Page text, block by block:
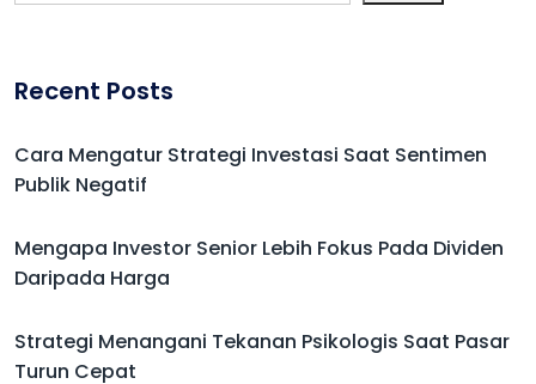
Recent Posts
Cara Mengatur Strategi Investasi Saat Sentimen
Publik Negatif
Mengapa Investor Senior Lebih Fokus Pada Dividen
Daripada Harga
Strategi Menangani Tekanan Psikologis Saat Pasar
Turun Cepat